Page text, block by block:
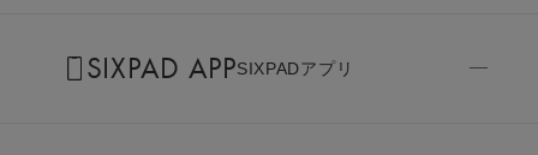
SIXPAD APPSIXPADアプリ